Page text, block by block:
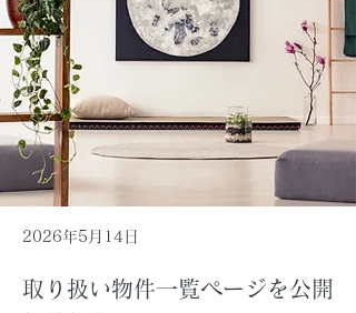
2026年5月14日
取り扱い物件一覧ページを公開